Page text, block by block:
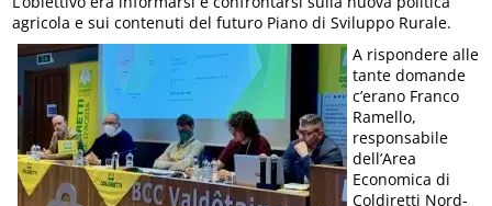
agricola e sui contenuti del futuro Piano di Sviluppo Rurale.
A rispondere alle
tante domande
c’erano Franco
Ramello,
responsabile
dell’Area
Economica di
Coldiretti Nord-